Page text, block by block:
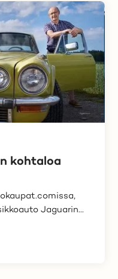
kohtaloa
Jaguarin...